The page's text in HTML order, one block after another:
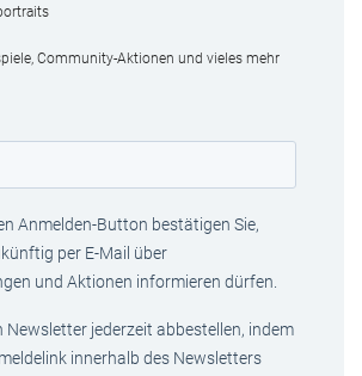
Community-Aktionen und vieles mehr
Anmelden-Button bestätigen Sie,
per E-Mail über
und Aktionen informieren dürfen.
Newsletter jederzeit abbestellen, indem
innerhalb des Newsletters